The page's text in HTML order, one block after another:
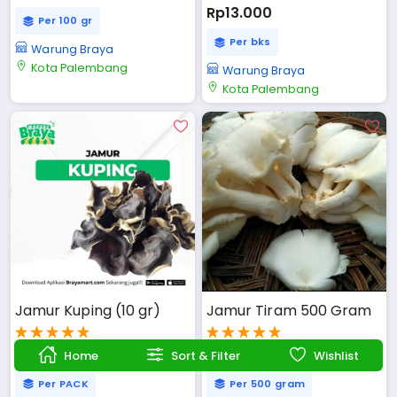
Per 100 gr
Warung Braya
Kota Palembang
Rp13.000
Per bks
Warung Braya
Kota Palembang
Jamur Kuping (10 gr)
Rp1.218
Per PACK
Jamur Tiram 500 Gram
Rp15.750
Per 500 gram
Home Sort & Filter Wishlist